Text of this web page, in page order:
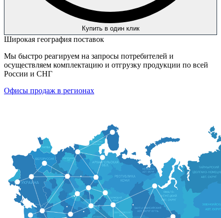
Купить в один клик
Широкая география поставок
Мы быстро реагируем на запросы потребителей и
осуществляем комплектацию и отгрузку продукции по всей
России и СНГ
Офисы продаж в регионах